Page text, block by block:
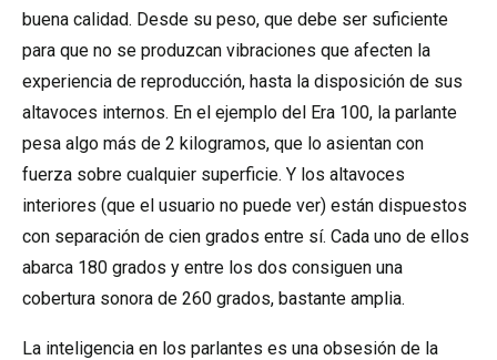
buena calidad. Desde su peso, que debe ser suficiente
para que no se produzcan vibraciones que afecten la
experiencia de reproducción, hasta la disposición de sus
altavoces internos. En el ejemplo del Era 100, la parlante
pesa algo más de 2 kilogramos, que lo asientan con
fuerza sobre cualquier superficie. Y los altavoces
interiores (que el usuario no puede ver) están dispuestos
con separación de cien grados entre sí. Cada uno de ellos
abarca 180 grados y entre los dos consiguen una
cobertura sonora de 260 grados, bastante amplia.
La inteligencia en los parlantes es una obsesión de la